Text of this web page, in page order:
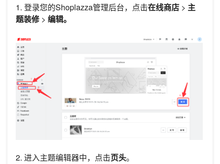
1. 登录您的Shoplazza管理后台，点击在线商店 > 主
题装修> 编辑。
2. 进入主题编辑器中，点击页头。